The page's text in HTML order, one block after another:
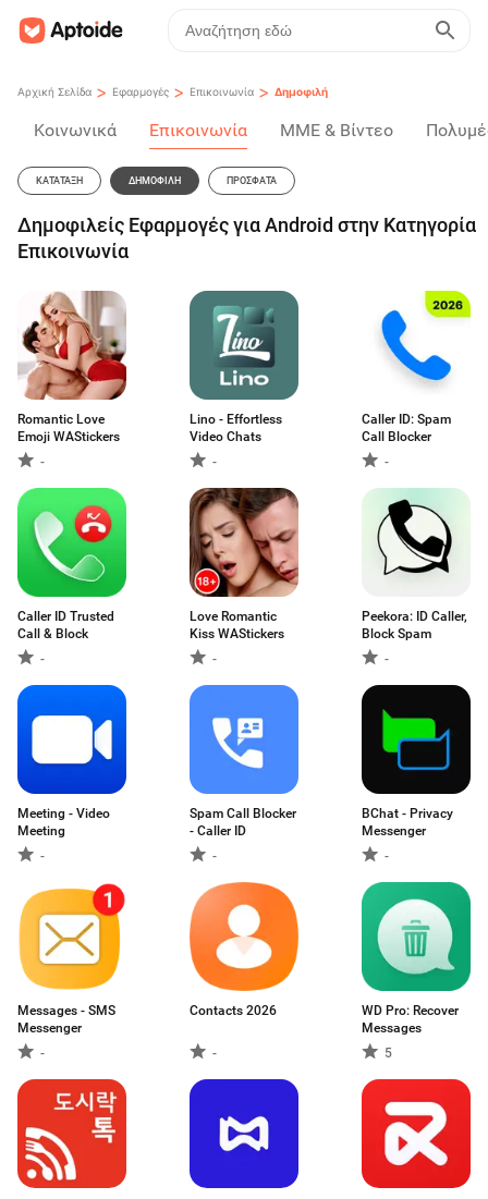
Αρχική Σελίδα > Εφαρμογές > Επικοινωνία > Δημοφιλή
Κοινωνικά Επικοινωνία ΜΜΕ & Βίντεο
ΚΑΤΆΤΑΞΗ ΔΗΜΟΦΙΛΉ ΠΡΌΣΦΑΤΑ
Δημοφιλείς Εφαρμογές για Android στην Κατηγορία
Επικοινωνία
Romantic Love
Emoji WAStickers
-
Lino - Effortless
Video Chats
-
Caller ID: Spam
Call Blocker
-
Caller ID Trusted
Call & Block
-
Love Romantic
Kiss WAStickers
-
Peekora: ID Caller,
Block Spam
-
Meeting - Video
Meeting
-
Spam Call Blocker
- Caller ID
-
BChat - Privacy
Messenger
-
Messages - SMS
Messenger
-
Contacts 2026
-
WD Pro: Recover
Messages
5